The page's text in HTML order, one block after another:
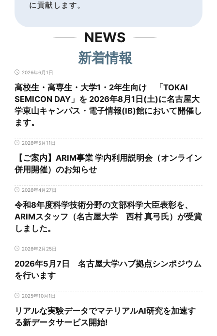
に貢献します。
NEWS
新着情報
2026年6月1日
高校生・高専生・大学1・2年生向け 「TOKAI
SEMICON DAY」を 2026年8月1日(土)に名古屋大
学東山キャンパス・電子情報(IB)館において開催し
ます。
2026年5月11日
【ご案内】ARIM事業 学内利用説明会（オンライン
併用開催）のお知らせ
2026年4月27日
令和8年度科学技術分野の文部科学大臣表彰を、
ARIMスタッフ（名古屋大学 西村 真弓氏）が受賞
しました。
2026年2月25日
2026年5月7日 名古屋大学ハブ拠点シンポジウム
を行います
2025年10月1日
リアルな実験データでマテリアルAI研究を加速す
る新データサービス開始!